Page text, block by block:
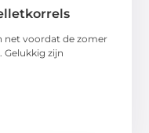
net voordat de zomer
zijn